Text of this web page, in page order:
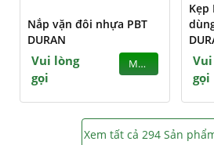
Nắp vặn đôi nhựa PBT
DURAN
Vui lòng
gọi
MUA
Kẹp
gọi
Xem tất cả 294 Sản